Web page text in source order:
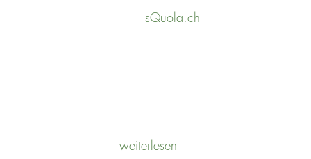
sQuola.ch
weiterlesen